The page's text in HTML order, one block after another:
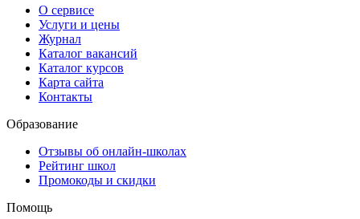
О сервисе
Услуги и цены
Журнал
Каталог вакансий
Каталог курсов
Карта сайта
Контакты
Образование
Отзывы об онлайн-школах
Рейтинг школ
Промокоды и скидки
Помощь